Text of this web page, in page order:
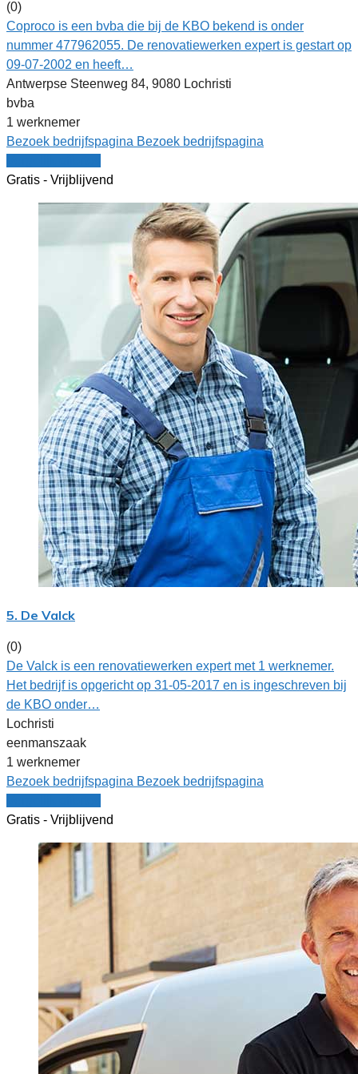
(0)
Coproco is een bvba die bij de KBO bekend is onder
nummer 477962055. De renovatiewerken expert is gestart op
09-07-2002 en heeft…
Antwerpse Steenweg 84, 9080 Lochristi
bvba
1 werknemer
Bezoek bedrijfspagina Bezoek bedrijfspagina
Gratis - Vrijblijvend
5. De Valck
(0)
De Valck is een renovatiewerken expert met 1 werknemer.
Het bedrijf is opgericht op 31-05-2017 en is ingeschreven bij
de KBO onder…
Lochristi
eenmanszaak
1 werknemer
Bezoek bedrijfspagina Bezoek bedrijfspagina
Gratis - Vrijblijvend